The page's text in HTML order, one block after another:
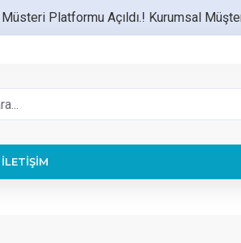
Platformu Açıldı.! Kurumsal
İLETIŞIM